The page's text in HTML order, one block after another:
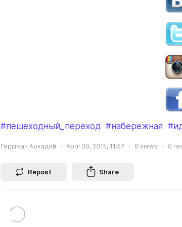
#пешеходный_переход #набережная
Гершман Аркадий April 30, 2015, 11:57 0 views 0
Repost Share